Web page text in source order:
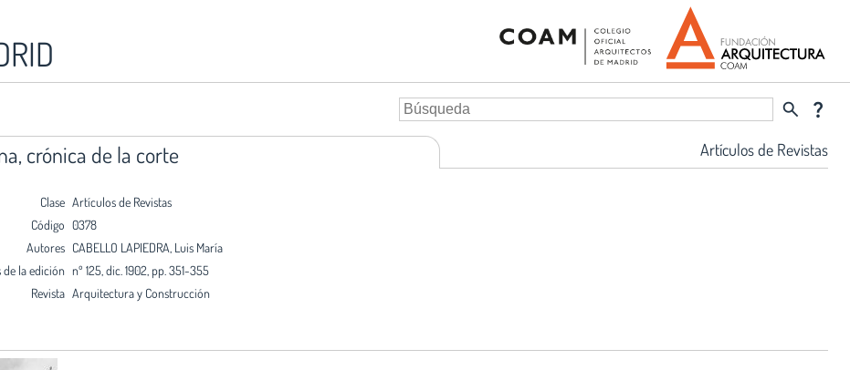
search question_mark
crónica de la corte Artículos de Revistas
Clase Artículos de Revistas
Código 0378
Autores CABELLO LAPIEDRA, Luis María
de la edición nº 125, dic. 1902, pp. 351-355
Revista Arquitectura y Construcción